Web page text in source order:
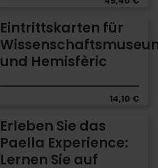
Eintrittskarten für
und Hemisfèric
14,10 €
Erleben Sie das
Paella Experience:
Lernen Sie auf